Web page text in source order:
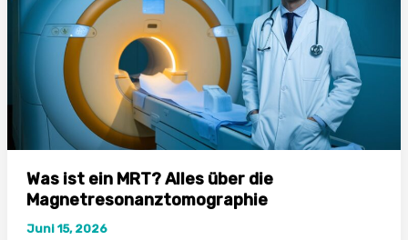
2026
Was ist ein MRT? Alles über die
Magnetresonanztomographie
Juni 15, 2026